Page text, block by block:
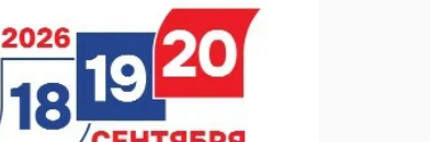
15:05
хирурги выполнили трансоральную
на щитовидной железе